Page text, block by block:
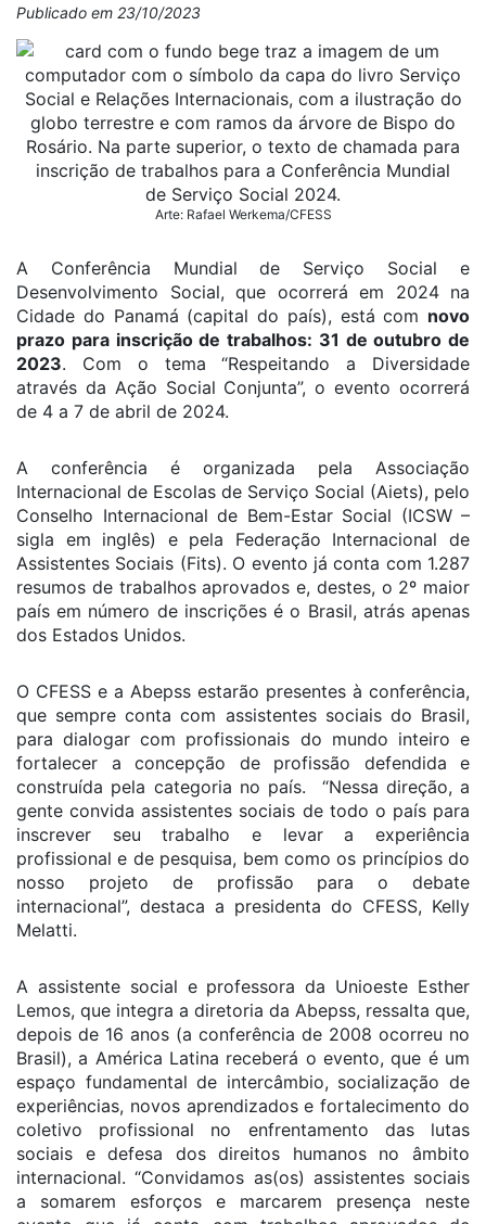
Publicado em 23/10/2023
Arte: Rafael Werkema/CFESS
A Conferência Mundial de Serviço Social e
Desenvolvimento Social, que ocorrerá em 2024 na
Cidade do Panamá (capital do país), está com novo
prazo para inscrição de trabalhos: 31 de outubro de
2023. Com o tema “Respeitando a Diversidade
através da Ação Social Conjunta”, o evento ocorrerá
de 4 a 7 de abril de 2024.
A conferência é organizada pela Associação
Internacional de Escolas de Serviço Social (Aiets), pelo
Conselho Internacional de Bem-Estar Social (ICSW –
sigla em inglês) e pela Federação Internacional de
Assistentes Sociais (Fits). O evento já conta com 1.287
resumos de trabalhos aprovados e, destes, o 2º maior
país em número de inscrições é o Brasil, atrás apenas
dos Estados Unidos.
O CFESS e a Abepss estarão presentes à conferência,
que sempre conta com assistentes sociais do Brasil,
para dialogar com profissionais do mundo inteiro e
fortalecer a concepção de profissão defendida e
construída pela categoria no país. “Nessa direção, a
gente convida assistentes sociais de todo o país para
inscrever seu trabalho e levar a experiência
profissional e de pesquisa, bem como os princípios do
nosso projeto de profissão para o debate
internacional”, destaca a presidenta do CFESS, Kelly
Melatti.
A assistente social e professora da Unioeste Esther
Lemos, que integra a diretoria da Abepss, ressalta que,
depois de 16 anos (a conferência de 2008 ocorreu no
Brasil), a América Latina receberá o evento, que é um
espaço fundamental de intercâmbio, socialização de
experiências, novos aprendizados e fortalecimento do
coletivo profissional no enfrentamento das lutas
sociais e defesa dos direitos humanos no âmbito
internacional. “Convidamos as(os) assistentes sociais
a somarem esforços e marcarem presença neste